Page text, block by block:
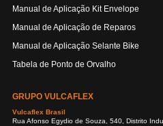
Manual de Aplicação Kit Envelope
Manual de Aplicação de Reparos
Manual de Aplicação Selante Bike
Tabela de Ponto de Orvalho
GRUPO VULCAFLEX
Vulcaflex Brasil
Rua Afonso Egydio de Souza, 540, Distrito